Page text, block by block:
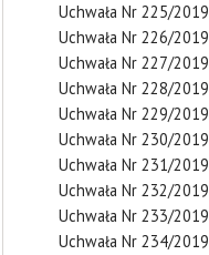
Uchwała Nr 225/2019
Uchwała Nr 226/2019
Uchwała Nr 227/2019
Uchwała Nr 228/2019
Uchwała Nr 229/2019
Uchwała Nr 230/2019
Uchwała Nr 231/2019
Uchwała Nr 232/2019
Uchwała Nr 233/2019
Uchwała Nr 234/2019